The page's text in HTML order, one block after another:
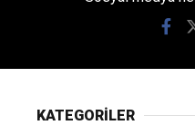
KATEGORİLER